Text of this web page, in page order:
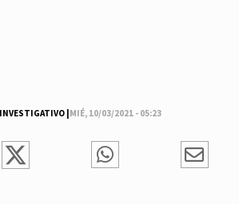
| MIÉ, 10/03/2021 - 05:23